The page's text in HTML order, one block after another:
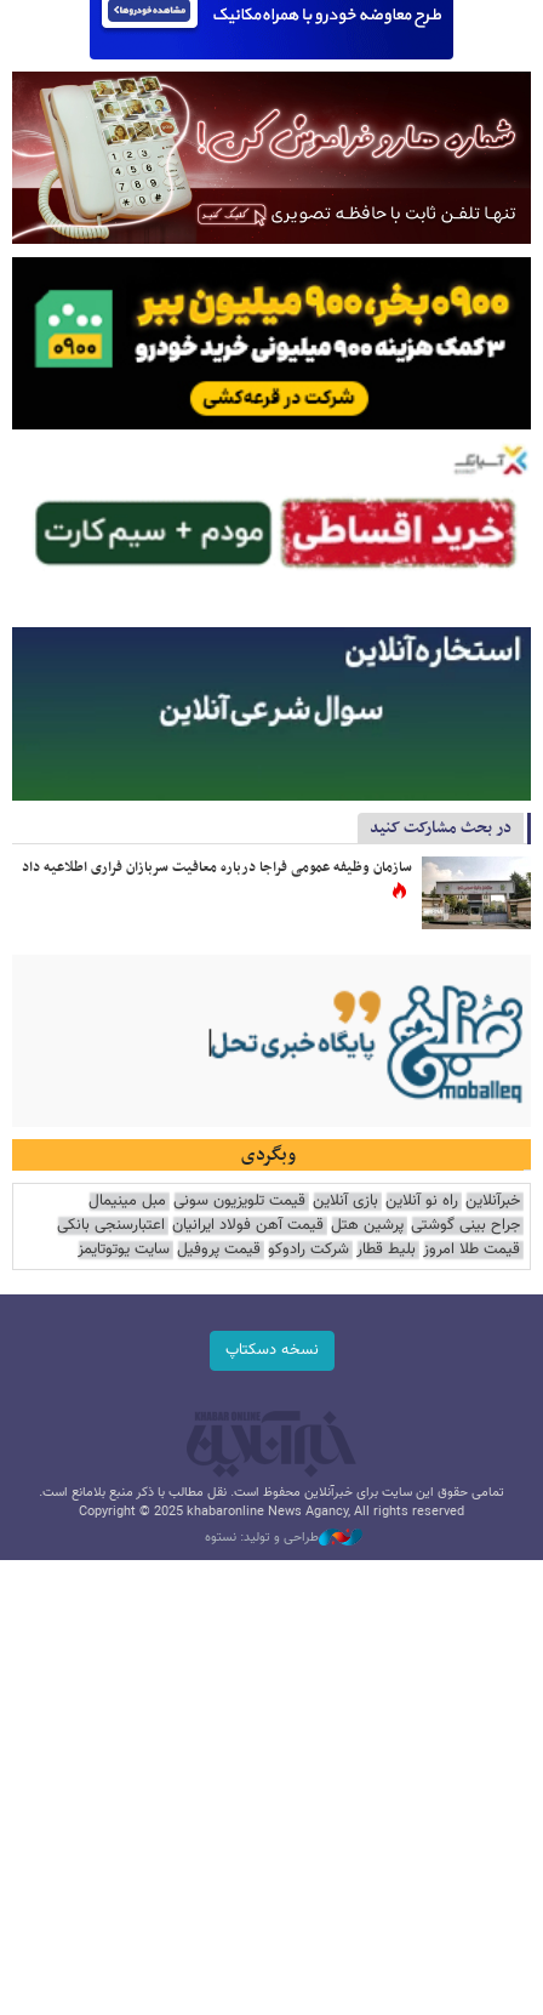
در بحث مشارکت کنید
سازمان وظیفه عمومی فراجا درباره معافیت سربازان فراری اطلاعیه داد
وبگردی
خبرآنلاین راه نو آنلاین بازی آنلاین قیمت تلویزیون سونی مبل مینیمال
جراح بینی گوشتی پرشین هتل قیمت آهن فولاد ایرانیان اعتبارسنجی بانکی
قیمت طلا امروز بلیط قطار شرکت رادوکو قیمت پروفیل سایت یوتوتایمز
نسخه دسکتاپ
تمامی حقوق این سایت برای خبرآنلاین محفوظ است. نقل مطالب با ذکر منبع بلامانع است.
Copyright © 2025 khabaronline News Agancy, All rights reserved
طراحی و تولید: نستوه